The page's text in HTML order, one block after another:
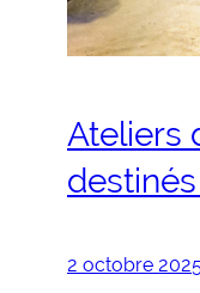
Ateliers
2 octobre